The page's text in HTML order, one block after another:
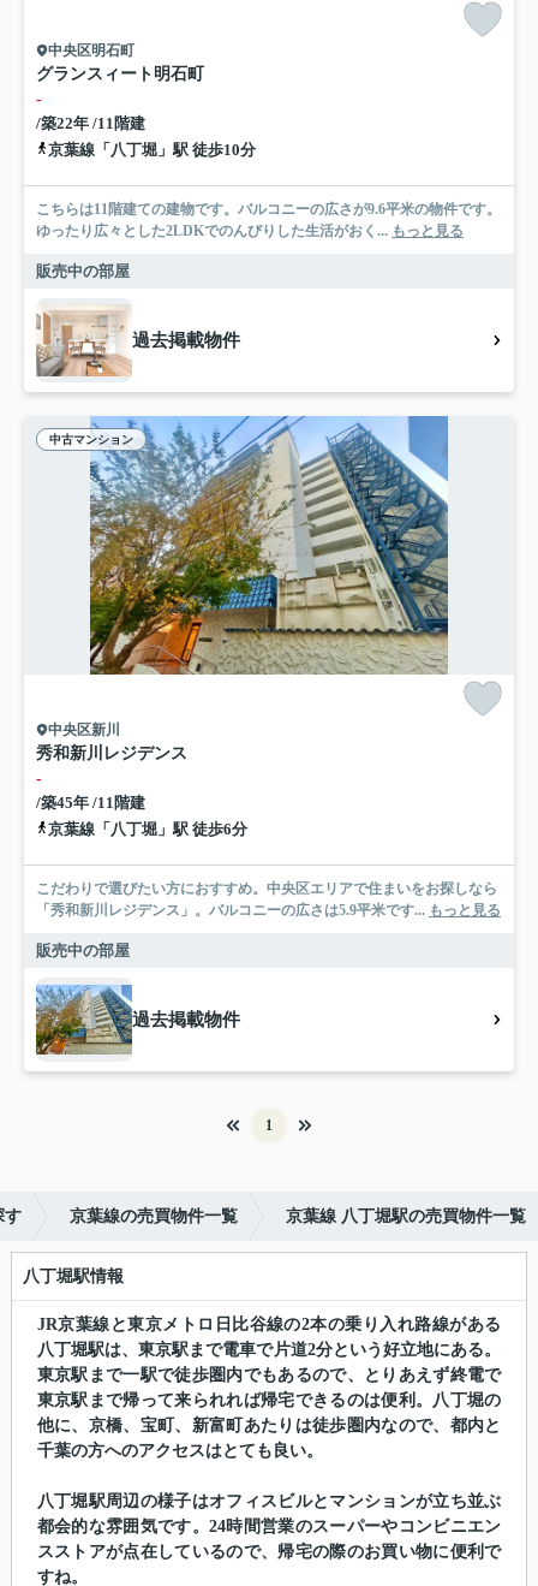
中央区明石町
グランスィート明石町
-
/築22年 /11階建
京葉線「八丁堀」駅 徒歩10分
こちらは11階建ての建物です。バルコニーの広さが9.6平米の物件です。
ゆったり広々とした2LDKでのんびりした生活がおく... もっと見る
販売中の部屋
過去掲載物件
中古マンション
中央区新川
秀和新川レジデンス
-
/築45年 /11階建
京葉線「八丁堀」駅 徒歩6分
こだわりで選びたい方におすすめ。中央区エリアで住まいをお探しなら
「秀和新川レジデンス」。バルコニーの広さは5.9平米です... もっと見る
販売中の部屋
過去掲載物件
1
す 京葉線の売買物件一覧 京葉線 八丁堀駅の売買物件一覧
八丁堀駅情報
JR京葉線と東京メトロ日比谷線の2本の乗り入れ路線がある
八丁堀駅は、東京駅まで電車で片道2分という好立地にある。
東京駅まで一駅で徒歩圏内でもあるので、とりあえず終電で
東京駅まで帰って来られれば帰宅できるのは便利。八丁堀の
他に、京橋、宝町、新富町あたりは徒歩圏内なので、都内と
千葉の方へのアクセスはとても良い。
八丁堀駅周辺の様子はオフィスビルとマンションが立ち並ぶ
都会的な雰囲気です。24時間営業のスーパーやコンビニエン
スストアが点在しているので、帰宅の際のお買い物に便利で
すね。